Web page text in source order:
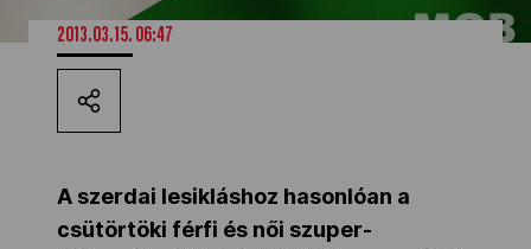
MOB
Kettőskarrier-program
NOB
2013.03.15. 06:47
A szerdai lesikláshoz hasonlóan a
csütörtöki férfi és női szuper-